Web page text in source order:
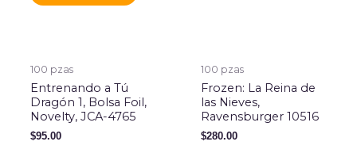
100 pzas
Entrenando a Tú
Dragón 1, Bolsa Foil,
Novelty, JCA-4765
$95.00
100 pzas
Frozen: La Reina de
las Nieves,
Ravensburger 10516
$280.00